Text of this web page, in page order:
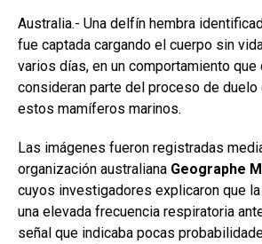
Australia.- Una delfín hembra
fue captada cargando el cuerpo sin
varios días, en un comportamiento
consideran parte del proceso de duelo
estos mamíferos marinos.
Las imágenes fueron registradas
organización australiana Geographe
cuyos investigadores explicaron que
una elevada frecuencia respiratoria
señal que indicaba pocas